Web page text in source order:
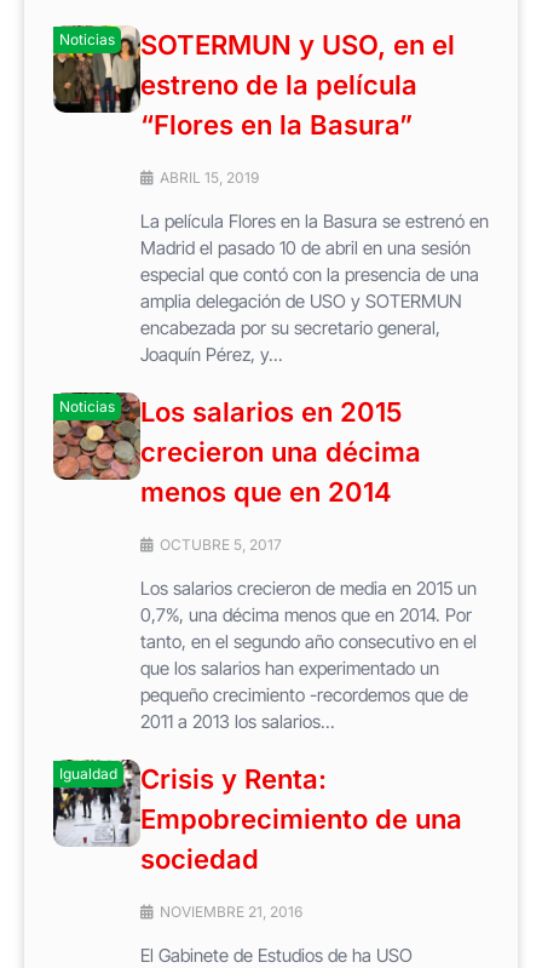
Noticias
SOTERMUN y USO, en el
estreno de la película
“Flores en la Basura”
ABRIL 15, 2019
La película Flores en la Basura se estrenó en
Madrid el pasado 10 de abril en una sesión
especial que contó con la presencia de una
amplia delegación de USO y SOTERMUN
encabezada por su secretario general,
Joaquín Pérez, y...
Noticias
Los salarios en 2015
crecieron una décima
menos que en 2014
OCTUBRE 5, 2017
Los salarios crecieron de media en 2015 un
0,7%, una décima menos que en 2014. Por
tanto, en el segundo año consecutivo en el
que los salarios han experimentado un
pequeño crecimiento -recordemos que de
2011 a 2013 los salarios...
Igualdad
Crisis y Renta:
Empobrecimiento de una
sociedad
NOVIEMBRE 21, 2016
El Gabinete de Estudios de ha USO